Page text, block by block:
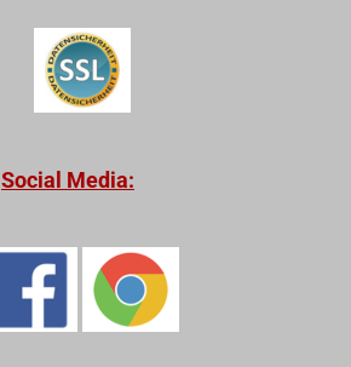
Social Media: